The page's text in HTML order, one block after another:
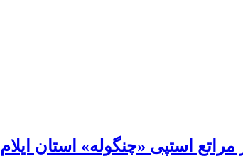
استپی «چنگوله» استان ایلام